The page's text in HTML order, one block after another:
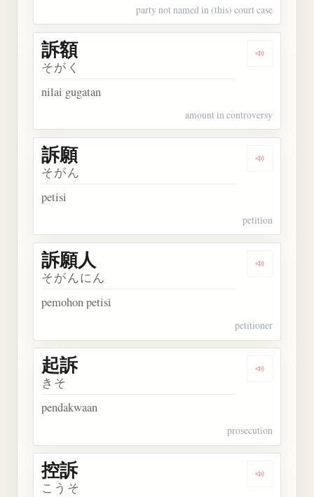
party not named in (this) court case
Dengarkan
訴額
そがく
nilai gugatan
amount in controversy
Dengarkan
訴願
そがん
petisi
petition
Dengarkan
訴願人
そがんにん
pemohon petisi
petitioner
Dengarkan
起訴
きそ
pendakwaan
prosecution
Dengarkan
控訴
こうそ